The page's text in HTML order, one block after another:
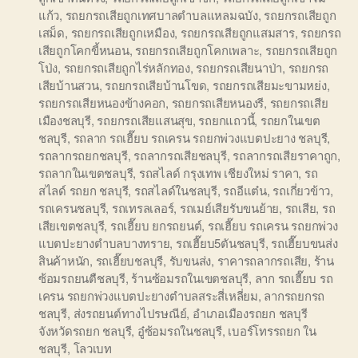
แก้ว, รถยกรถเสียถูกเทศบาลตำบลแหลมฉบัง, รถยกรถเสียถูก
เสม็ด, รถยกรถเสียถูกเหมือง, รถยกรถเสียถูกแสมสาร, รถยกรถ
เสียถูกโคกขี้หนอน, รถยกรถเสียถูกโคกเพลาะ, รถยกรถเสียถูก
โป่ง, รถยกรถเสียถูกไร่หลักทอง, รถยกรถเสียนาป่า, รถยกรถ
เสียบ้านสวน, รถยกรถเสียบ้านโขด, รถยกรถเสียมะขามหย่ง,
รถยกรถเสียหนองข้างคอก, รถยกรถเสียหนองรี, รถยกรถเสีย
เมืองชลบุรี, รถยกรถเสียแสนสุข, รถยกแถวนี้, รถยกในเขต
ชลบุรี, รถลาก รถเฮี๊ยบ รถเครน รถยกพ่วงแบตปะยาง ชลบุรี,
รถลากรถยกชลบุรี, รถลากรถเสียชลบุรี, รถลากรถเสียราคาถูก,
รถลากในเขตชลบุรี, รถสไลด์ กรุงเทพ เชียงใหม่ ราคา, รถ
สไลด์ รถยก ชลบุรี, รถสไลด์ในชลบุรี, รถอีแต๋น, รถเกี่ยวข้าว,
รถเครนชลบุรี, รถเทรลเลอร์, รถเมย์เสียรับขนย้าย, รถเสีย, รถ
เสียเขตชลบุรี, รถเฮี๊ยบ ยกรถยนต์, รถเฮี๊ยบ รถเครน รถยกพ่วง
แบตปะยางตำบลบางทราย, รถเฮี๊ยบ5ตันชลบุรี, รถเฮี๊ยบขนส่ง
สินค้าหนัก, รถเฮี๊ยบชลบุรี, รับขนส่ง, ราคารถลากรถเสีย, ร้าน
ซ้อมรถยนตืชลบุรี, ร้านซ้อมรถในเขตชลบุรี, ลาก รถเฮี๊ยบ รถ
เครน รถยกพ่วงแบตปะยางตำบลสระสี่เหลี่ยม, ลากรถยกรถ
ชลบุรี, ส่งรถยนต์ทางไปรษณีย์, อำเภอเมืองรถยก ชลบุรี
จังหวัดรถยก ชลบุรี, อู๋ซ้อมรถในชลบุรี, เบอร์โทรรถยก ใน
ชลบุรี, โลวเบท